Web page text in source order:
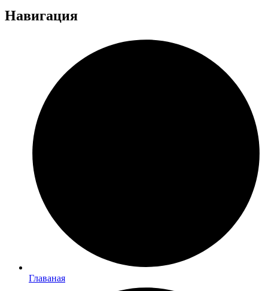
Навигация
Главаная